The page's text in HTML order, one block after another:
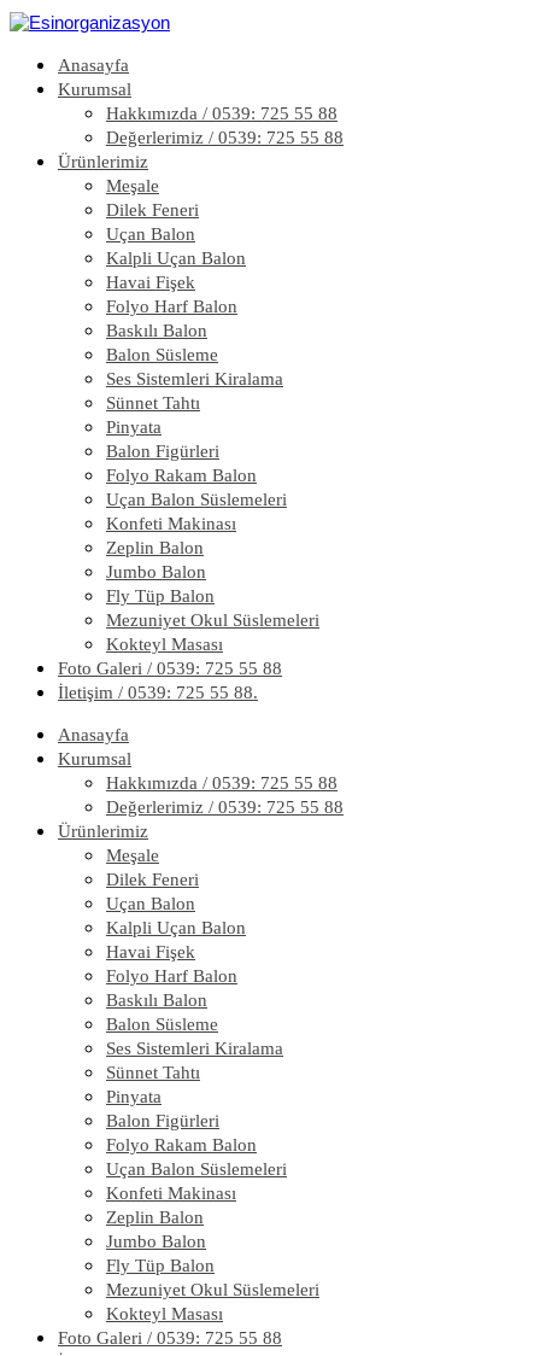
Anasayfa
Kurumsal
Hakkımızda / 0539: 725 55 88
Değerlerimiz / 0539: 725 55 88
Ürünlerimiz
Meşale
Dilek Feneri
Uçan Balon
Kalpli Uçan Balon
Havai Fişek
Folyo Harf Balon
Baskılı Balon
Balon Süsleme
Ses Sistemleri Kiralama
Sünnet Tahtı
Pinyata
Balon Figürleri
Folyo Rakam Balon
Uçan Balon Süslemeleri
Konfeti Makinası
Zeplin Balon
Jumbo Balon
Fly Tüp Balon
Mezuniyet Okul Süslemeleri
Kokteyl Masası
Foto Galeri / 0539: 725 55 88
İletişim / 0539: 725 55 88.
Anasayfa
Kurumsal
Hakkımızda / 0539: 725 55 88
Değerlerimiz / 0539: 725 55 88
Ürünlerimiz
Meşale
Dilek Feneri
Uçan Balon
Kalpli Uçan Balon
Havai Fişek
Folyo Harf Balon
Baskılı Balon
Balon Süsleme
Ses Sistemleri Kiralama
Sünnet Tahtı
Pinyata
Balon Figürleri
Folyo Rakam Balon
Uçan Balon Süslemeleri
Konfeti Makinası
Zeplin Balon
Jumbo Balon
Fly Tüp Balon
Mezuniyet Okul Süslemeleri
Kokteyl Masası
Foto Galeri / 0539: 725 55 88